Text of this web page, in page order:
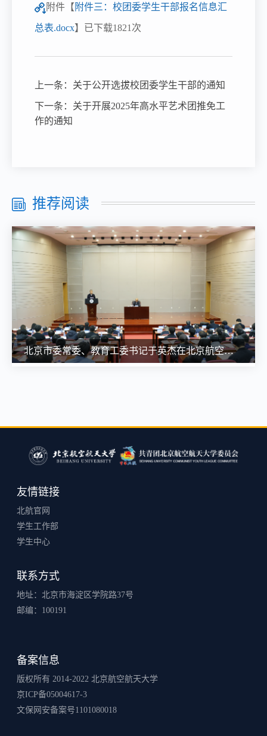
附件【 附件三：校团委学生干部报名信息汇
总表.docx】已下载1821 次
上一条： 关于公开选拔校团委学生干部的通知
下一条： 关于开展2025年高水平艺术团推免工
作的通知
推荐阅读
北京市委常委、教育工委书记于英杰在北京航空航天大学宣讲党的二十届四中全会精神
友情链接
北航官网
学生工作部
学生中心
联系方式
地址：北京市海淀区学院路37号
邮编：100191
备案信息
版权所有 2014-2022 北京航空航天大学
京ICP备05004617-3
文保网安备案号1101080018